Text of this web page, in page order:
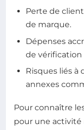
Perte de
de marque.
Dépenses
de
Risques liés à
annexes
Pour connaître
pour une activité